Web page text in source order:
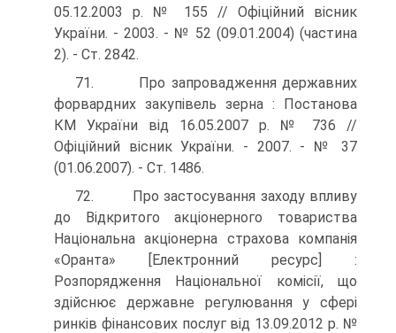
05.12.2003 р. № 155 // Офіційний вісник
України. - 2003. - № 52 (09.01.2004) (частина
2). - Ст. 2842.
71. Про запровадження державних
форвардних закупівель зерна : Постанова
КМ України від 16.05.2007 р. № 736 //
Офіційний вісник України. - 2007. - № 37
(01.06.2007). - Ст. 1486.
72. Про застосування заходу впливу
до Відкритого акціо­нерного товариства
Національна акціонерна страхова компанія
«Оранта» [Електронний ресурс] :
Розпорядження Національної комісії, що
здійснює державне регулювання у сфері
ринків фінан­сових послуг від 13.09.2012 р. №